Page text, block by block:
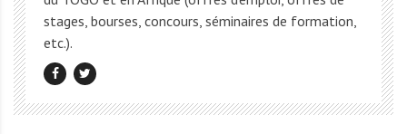
stages, bourses, concours, séminaires de formation,
etc.).